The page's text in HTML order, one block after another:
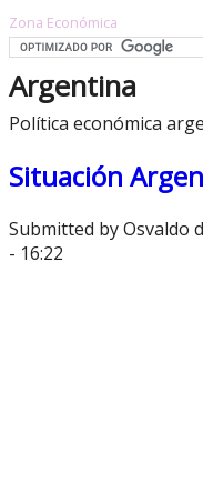
Zona Económica
Argentina
Política económica
Situación
Submitted byOsvaldo
- 16:22